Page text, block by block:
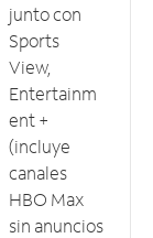
junto con
Sports
View,
Entertainm
ent +
(incluye
canales
HBO Max
sin anuncios